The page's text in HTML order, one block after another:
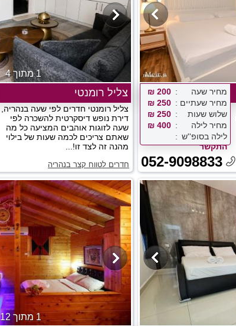
מחיר שעה
200 ₪
מחיר שעתיים
250 ₪
שלוש שעות
250 ₪
מחיר לילה
400 ₪
לילה בסופ''ש
התקשר
052-9098833
1 מתוך 4
צליל רומנטי
צליל רומנטי חדרים לפי שעה בנהריה,
דירת נופש דיסקרטית להשכרה לפי
שעה לזוגות אוהבים המציעה כל מה
שאתם צריכים לכמה שעות של בילוי
מהנה זה לצד זו!...
חדרים לטווח קצר בנהריה
1 מתוך 12